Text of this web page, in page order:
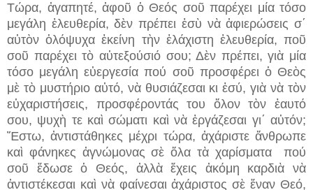
Τώρα, ἀγαπητέ, ἀφοῦ ὁ Θεός σοῦ παρέχει μία τόσο
μεγάλη ἐλευθερία, δὲν πρέπει ἐσὺ νὰ ἀφιερώσεις σ΄
αὐτὸν ὁλόψυχα ἐκείνη τὴν ἐλάχιστη ἐλευθερία, ποῦ
σοῦ παρέχει τὸ αὐτεξούσιό σου; Δὲν πρέπει, γιὰ μία
τόσο μεγάλη εὐεργεσία πού σοῦ προσφέρει ὁ Θεὸς
μὲ τὸ μυστήριο αὐτό, νὰ θυσιάζεσαι κι ἐσύ, γιὰ νὰ τὸν
εὐχαριστήσεις, προσφέροντάς του ὅλον τὸν ἑαυτό
σου, ψυχὴ τε καὶ σώματι καὶ νὰ ἐργάζεσαι γι΄ αὐτόν;
Ἔστω, ἀντιστάθηκες μέχρι τώρα, ἀχάριστε ἄνθρωπε
καὶ φάνηκες ἀγνώμονας σὲ ὅλα τὰ χαρίσματα πού
σοῦ ἔδωσε ὁ Θεός, ἀλλὰ ἔχεις ἀκόμη καρδιὰ νὰ
ἀντιστέκεσαι καὶ νὰ φαίνεσαι ἀχάριστος σὲ ἕναν Θεό,